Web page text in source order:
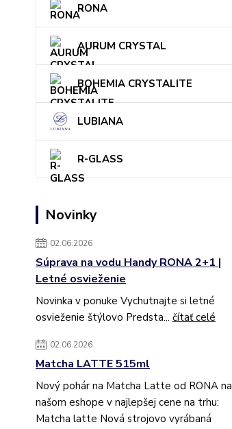
RONA
AURUM CRYSTAL
BOHEMIA CRYSTALITE
LUBIANA
R-GLASS
Novinky
02.06.2026
Súprava na vodu Handy RONA 2+1 |
Letné osvieženie
Novinka v ponuke Vychutnajte si letné
osvieženie štýlovo Predsta... čítať celé
02.06.2026
Matcha LATTE 515ml
Nový pohár na Matcha Latte od RONA na
našom eshope v najlepšej cene na trhu:
Matcha latte Nová strojovo vyrábaná